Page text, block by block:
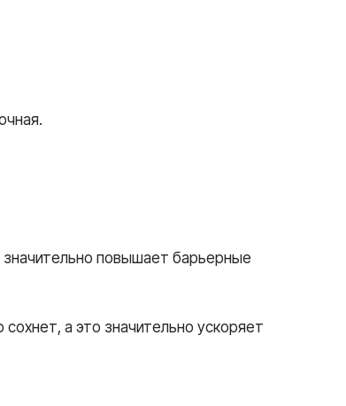
повышает барьерные
а это значительно ускоряет